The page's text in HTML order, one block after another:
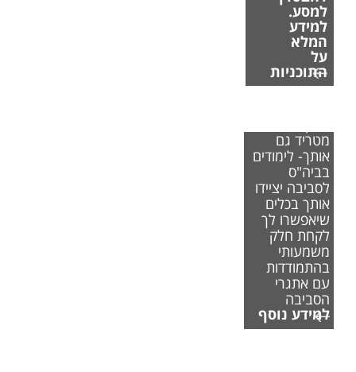
למסע.
למידע
המלא
על
התוכניות
מטריד גם
אותך- לימודים
בביה"ס
לסביבה יציידו
אותך בכלים
שיאפשרו לך
לקחת חלק
משמעותי
בהתמודדות
עם אתגרי
הסביבה
למידע נוסף